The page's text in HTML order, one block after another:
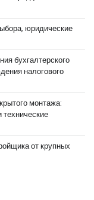
юридические
бухгалтерского
налогового
монтажа:
технические
от крупных